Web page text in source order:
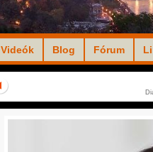
Videók Blog Fórum